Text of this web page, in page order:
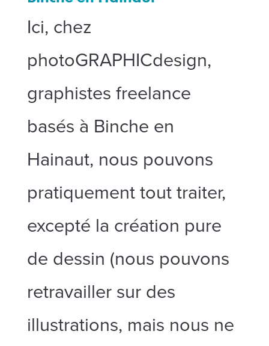
Ici, chez
photoGRAPHICdesign,
graphistes freelance
basés à Binche en
Hainaut, nous pouvons
pratiquement tout traiter,
excepté la création pure
de dessin (nous pouvons
retravailler sur des
illustrations, mais nous ne